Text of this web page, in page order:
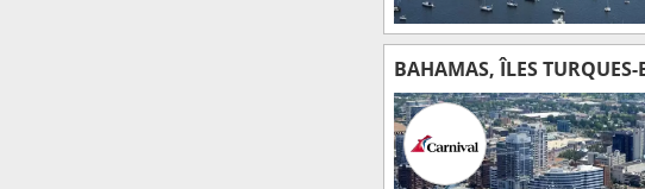
BAHAMAS, ÎLES